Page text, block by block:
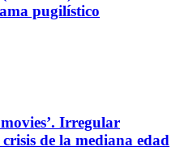
pugilístico
Irregular
de la mediana edad